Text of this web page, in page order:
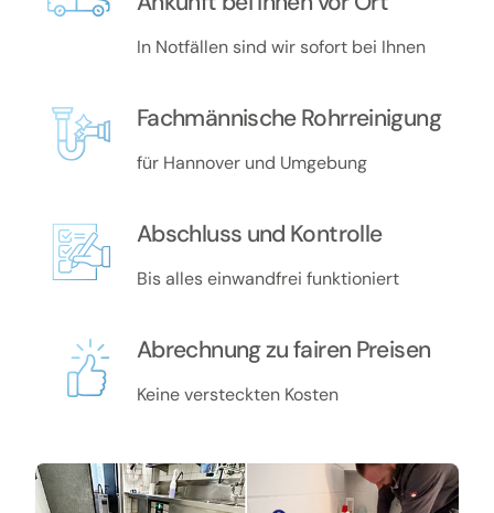
In Notfällen sind wir sofort bei Ihnen
Fachmännische Rohrreinigung
für Hannover und Umgebung
Abschluss und Kontrolle
Bis alles einwandfrei funktioniert
Abrechnung zu fairen Preisen
Keine versteckten Kosten